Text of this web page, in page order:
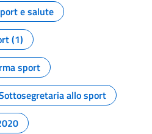
e salute
(1)
sport
allo sport